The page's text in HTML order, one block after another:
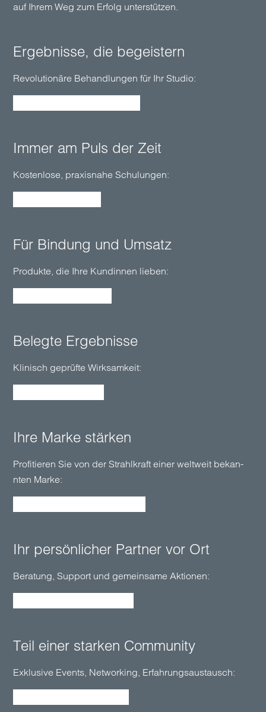
auf Ihrem Weg zum Erfolg unterstützen.
Ergeb­nisse, die be­gei­stern
Revolutio­näre Behand­­lungen für Ihr Studio:
Immer am Puls der Zeit
Kosten­­lose, praxis­­nahe Schulungen:
Für Bin­dung und Um­satz
Produkte, die Ihre Kundinnen lieben:
Be­leg­te Ergeb­nisse
Klinisch ge­prüfte Wirk­samkeit:
Ihre Marke stärken
Profitieren Sie von der Strahl­kraft einer welt­weit bekan­
nten Marke:
Ihr per­sön­lich­er Partner vor Ort
Beratung, Support und gemein­same Aktionen:
Teil einer starken Com­munity
Exklusive Events, Net­­working, Erfahrungs­­austausch: